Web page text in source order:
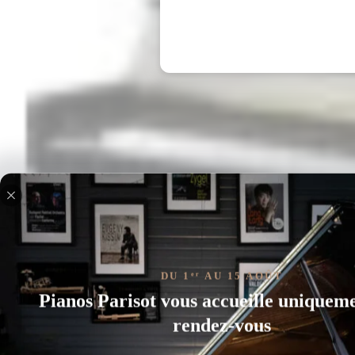
DU 1 er AU 15 AOÛT
Pianos Parisot vous accueille
rendez-vous